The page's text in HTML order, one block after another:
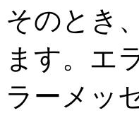
そのとき
ます。エ
ラーメッ